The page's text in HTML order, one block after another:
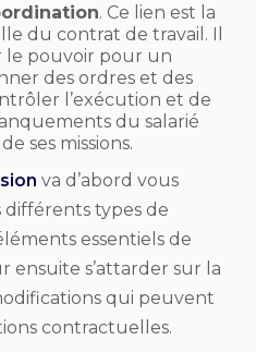
. Ce lien est la
du contrat de travail. Il
le pouvoir pour un
des ordres et des
l’exécution et de
du salarié
ses missions.
va d’abord vous
types de
essentiels de
ensuite s’attarder sur la
qui peuvent
contractuelles.